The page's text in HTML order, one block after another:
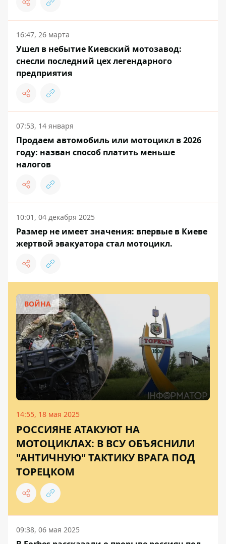
16:47, 26 марта
Ушел в небытие Киевский мотозавод:
снесли последний цех легендарного
предприятия
07:53, 14 января
Продаем автомобиль или мотоцикл в 2026
году: назван способ платить меньше
налогов
10:01, 04 декабря 2025
Размер не имеет значения: впервые в Киеве
жертвой эвакуатора стал мотоцикл.
ВОЙНА
14:55, 18 мая 2025
РОССИЯНЕ АТАКУЮТ НА
МОТОЦИКЛАХ: В ВСУ ОБЪЯСНИЛИ
"АНТИЧНУЮ" ТАКТИКУ ВРАГА ПОД
ТОРЕЦКОМ
09:38, 06 мая 2025